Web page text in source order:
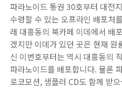
파라노이드 통권 30호부터 대전
수령할 수 있는 오프라인 배포처
래 대흥동의 북카페 이데에서 배
겠지만 이데가 있던 곳은 현재 원
신 이번호부터는 역시 대흥동의
파라노이드를 배포합니다. 물론
로코모션, 샘플러 CD도 함께 받